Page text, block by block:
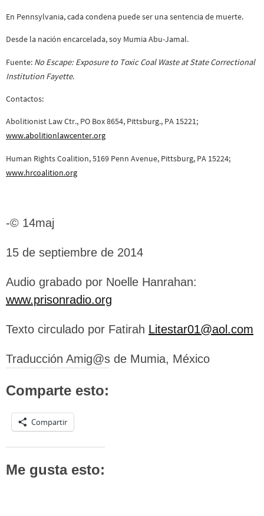
En Pennsylvania, cada condena puede ser una sentencia de muerte.
Desde la nación encarcelada, soy Mumia Abu-Jamal.
Fuente: No Escape: Exposure to Toxic Coal Waste at State Correctional
Institution Fayette.
Contactos:
Abolitionist Law Ctr., PO Box 8654, Pittsburg., PA 15221;
www.abolitionlawcenter.org
Human Rights Coalition, 5169 Penn Avenue, Pittsburg, PA 15224;
www.hrcoalition.org
-© 14maj
15 de septiembre de 2014
Audio grabado por Noelle Hanrahan:
www.prisonradio.org
Texto circulado por Fatirah Litestar01@aol.com
Traducción Amig@s de Mumia, México
Comparte esto:
Compartir
Me gusta esto: